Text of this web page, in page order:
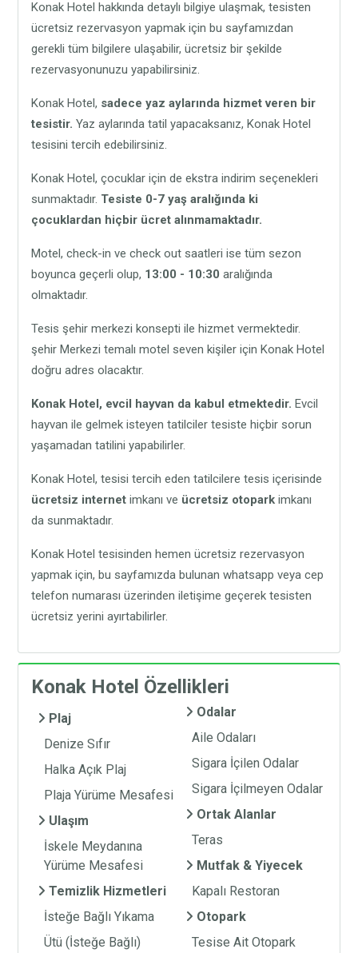
Konak Hotel hakkında detaylı bilgiye ulaşmak, tesisten
ücretsiz rezervasyon yapmak için bu sayfamızdan
gerekli tüm bilgilere ulaşabilir, ücretsiz bir şekilde
rezervasyonunuzu yapabilirsiniz.
Konak Hotel, sadece yaz aylarında hizmet veren bir
tesistir. Yaz aylarında tatil yapacaksanız, Konak Hotel
tesisini tercih edebilirsiniz.
Konak Hotel, çocuklar için de ekstra indirim seçenekleri
sunmaktadır. Tesiste 0-7 yaş aralığında ki
çocuklardan hiçbir ücret alınmamaktadır.
Motel, check-in ve check out saatleri ise tüm sezon
boyunca geçerli olup, 13:00 - 10:30 aralığında
olmaktadır.
Tesis şehir merkezi konsepti ile hizmet vermektedir.
şehir Merkezi temalı motel seven kişiler için Konak Hotel
doğru adres olacaktır.
Konak Hotel, evcil hayvan da kabul etmektedir. Evcil
hayvan ile gelmek isteyen tatilciler tesiste hiçbir sorun
yaşamadan tatilini yapabilirler.
Konak Hotel, tesisi tercih eden tatilcilere tesis içerisinde
ücretsiz internet imkanı ve ücretsiz otopark imkanı
da sunmaktadır.
Konak Hotel tesisinden hemen ücretsiz rezervasyon
yapmak için, bu sayfamızda bulunan whatsapp veya cep
telefon numarası üzerinden iletişime geçerek tesisten
ücretsiz yerini ayırtabilirler.
Konak Hotel Özellikleri
Plaj
Denize Sıfır
Halka Açık Plaj
Plaja Yürüme Mesafesi
Ulaşım
İskele Meydanına
Yürüme Mesafesi
Temizlik Hizmetleri
İsteğe Bağlı Yıkama
Ütü (İsteğe Bağlı)
Odalar
Aile Odaları
Sigara İçilen Odalar
Sigara İçilmeyen Odalar
Ortak Alanlar
Teras
Mutfak & Yiyecek
Kapalı Restoran
Otopark
Tesise Ait Otopark